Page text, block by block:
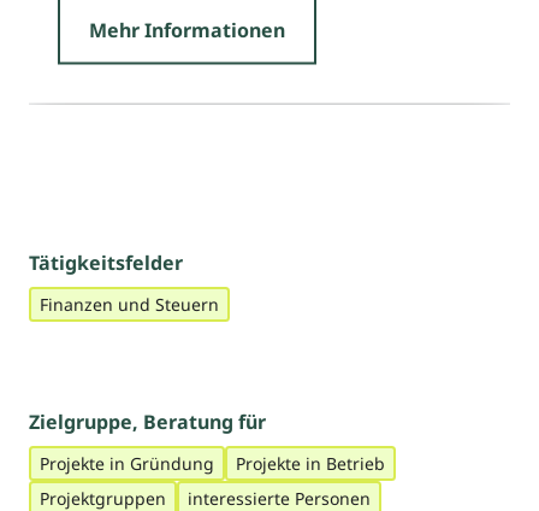
Mehr Informationen
Tätigkeitsfelder
Finanzen und Steuern
Zielgruppe, Beratung für
Projekte in Gründung
Projekte in Betrieb
Projektgruppen
interessierte Personen